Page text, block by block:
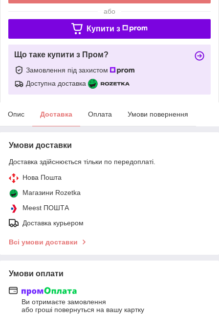
або
Купити з
Що таке купити з Пром?
Замовлення під захистом
Доступна доставка
Опис Доставка Оплата Умови повернення
Умови доставки
Доставка здійснюється тільки по передоплаті.
Нова Пошта
Магазини Rozetka
Meest ПОШТА
Доставка курьером
Всі умови доставки
Умови оплати
Ви отримаєте замовлення
або гроші повернуться на вашу картку